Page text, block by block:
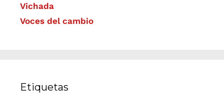
Vichada
Voces del cambio
Etiquetas